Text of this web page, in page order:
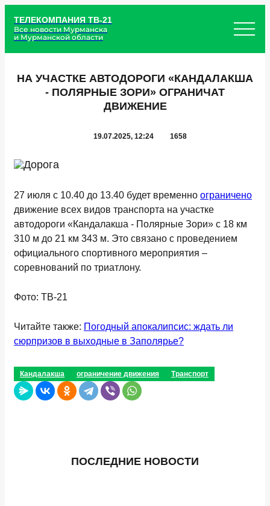
ТЕЛЕКОМПАНИЯ ТВ-21
Все новости Мурманска
и Мурманской области
НА УЧАСТКЕ АВТОДОРОГИ «КАНДАЛАКША
- ПОЛЯРНЫЕ ЗОРИ» ОГРАНИЧАТ
ДВИЖЕНИЕ
19.07.2025, 12:24 1658
27 июля с 10.40 до 13.40 будет временно ограничено
движение всех видов транспорта на участке
автодороги «Кандалакша - Полярные Зори» с 18 км
310 м до 21 км 343 м. Это связано с проведением
официального спортивного мероприятия –
соревнований по триатлону.
Фото: ТВ-21
Читайте также: Погодный апокалипсис: ждать ли
сюрпризов в выходные в Заполярье?
Кандалакша ограничение движения Транспорт
ПОСЛЕДНИЕ НОВОСТИ